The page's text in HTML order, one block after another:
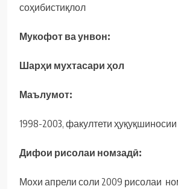
соҳибистиқлол
Мукофот ва унвон:
Шарҳи мухтасари ҳол
Маълумот:
1998-2003, факултети
Дифои рисолаи номзадӣ:
Мохи апрели соли 2009 рисолаи